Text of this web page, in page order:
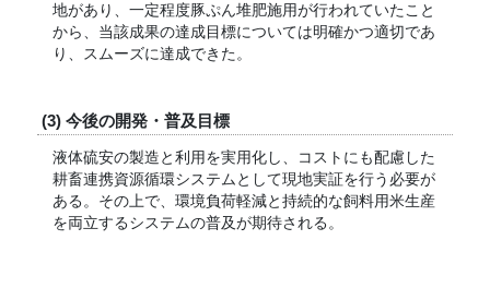
地があり、一定程度豚ぷん堆肥施用が行われていたこと
から、当該成果の達成目標については明確かつ適切であ
り、スムーズに達成できた。
(3) 今後の開発・普及目標
液体硫安の製造と利用を実用化し、コストにも配慮した
耕畜連携資源循環システムとして現地実証を行う必要が
ある。その上で、環境負荷軽減と持続的な飼料用米生産
を両立するシステムの普及が期待される。